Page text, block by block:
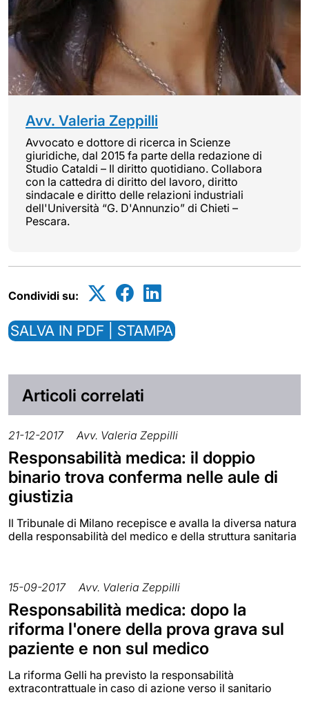
Avv. Valeria Zeppilli
Avvocato e dottore di ricerca in Scienze
giuridiche, dal 2015 fa parte della redazione di
Studio Cataldi – Il diritto quotidiano. Collabora
con la cattedra di diritto del lavoro, diritto
sindacale e diritto delle relazioni industriali
dell'Università “G. D'Annunzio” di Chieti –
Pescara.
Condividi su:
SALVA IN PDF | STAMPA
Articoli correlati
21-12-2017 Avv. Valeria Zeppilli
Responsabilità medica: il doppio
binario trova conferma nelle aule di
giustizia
Il Tribunale di Milano recepisce e avalla la diversa natura
della responsabilità del medico e della struttura sanitaria
15-09-2017 Avv. Valeria Zeppilli
Responsabilità medica: dopo la
riforma l'onere della prova grava sul
paziente e non sul medico
La riforma Gelli ha previsto la responsabilità
extracontrattuale in caso di azione verso il sanitario